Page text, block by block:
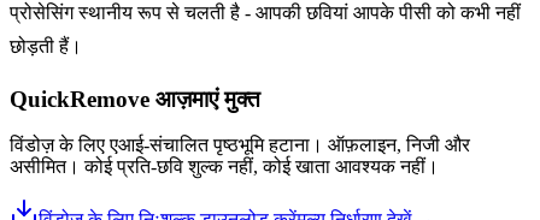
प्रोसेसिंग स्थानीय रूप से चलती है - आपकी छवियां आपके पीसी को कभी नहीं
छोड़ती हैं।
QuickRemove आज़माएं मुक्त
विंडोज़ के लिए एआई-संचालित पृष्ठभूमि हटाना। ऑफ़लाइन, निजी और
असीमित। कोई प्रति-छवि शुल्क नहीं, कोई खाता आवश्यक नहीं।